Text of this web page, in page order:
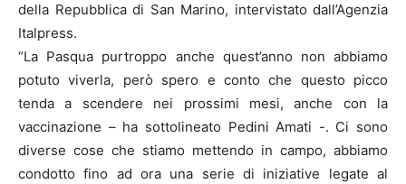
della Repubblica di San Marino, intervistato dall’Agenzia
Italpress.
“La Pasqua purtroppo anche quest’anno non abbiamo
potuto viverla, però spero e conto che questo picco
tenda a scendere nei prossimi mesi, anche con la
vaccinazione – ha sottolineato Pedini Amati -. Ci sono
diverse cose che stiamo mettendo in campo, abbiamo
condotto fino ad ora una serie di iniziative legate al